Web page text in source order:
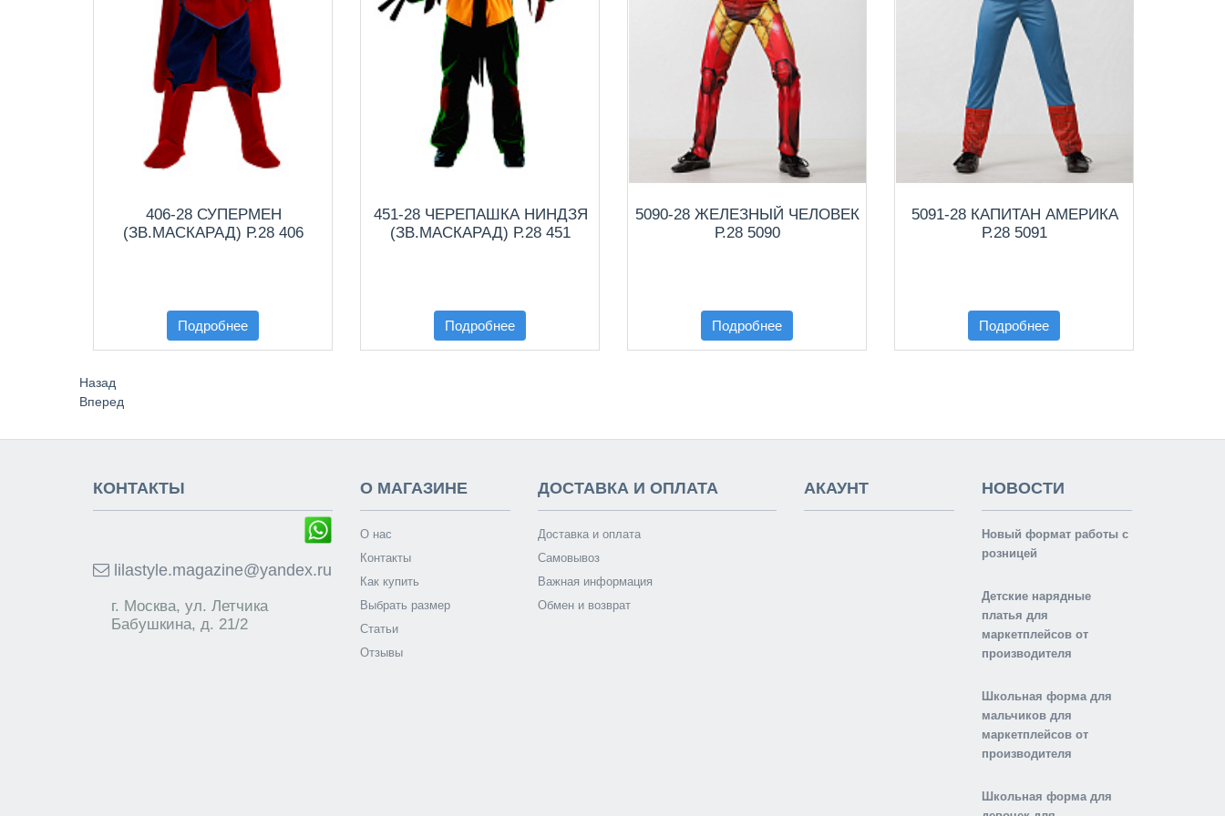
406-28 СУПЕРМЕН
(ЗВ.МАСКАРАД) Р.28 406
Подробнее
451-28 ЧЕРЕПАШКА НИНДЗЯ
(ЗВ.МАСКАРАД) Р.28 451
Подробнее
5090-28 ЖЕЛЕЗНЫЙ ЧЕЛОВЕК
Р.28 5090
Подробнее
5091-28 КАПИТАН АМЕРИКА
Р.28 5091
Подробнее
Назад
Вперед
КОНТАКТЫ
lilastyle.magazine@yandex.ru
г. Москва, ул. Летчика
Бабушкина, д. 21/2
О МАГАЗИНЕ
О нас
Контакты
Как купить
Выбрать размер
Статьи
Отзывы
ДОСТАВКА И ОПЛАТА
Доставка и оплата
Самовывоз
Важная информация
Обмен и возврат
АКАУНТ НОВОСТИ
Новый формат работы с
розницей
Детские нарядные
платья для
маркетплейсов от
производителя
Школьная форма для
мальчиков для
маркетплейсов от
производителя
Школьная форма для